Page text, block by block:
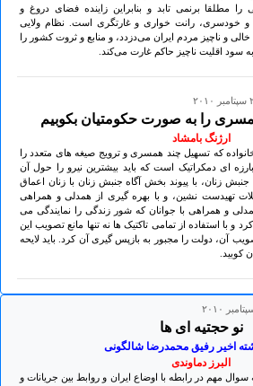
مطلقا برنمی تابد و بنابراین زاینده فضای دروغ و
و خودسری، رانت خواری و غارتگری است. نظام ولایی
و ناچیز مردم ایران می‌‌دزدد، و منابع و ثروت کشور را
سود اقلیت ناچیز حاکم غارت می‌کند.
را به صورت حکومتیان بکوبیم
ارژنگ بامشاد
که تسهیل چند همسری و ترویج صیغه های متعدد را
ای دمکراتیک است که باید بیشترین نیرو را حول آن
جنبش زنان، با پیوند بخش آگاه جنبش زنان با زنان اعماق
تهیدست نشین، و با بهره گیری از همدلی و همراهی
و همراهی با جوانان که شور زندگی را نمایندگی می
و با استفاده از تمامی تاکتیک ها نه تنها مانع تصویب این
آن، دولت را مجبور به بازپس گیری آن کرد. باید لایحه
کوبید.
نو حجتیه ای ها
اخیر رفیق محمدرضا شالگونی
البرز دماوندی
مهم در رابطه با اوضاع ایران و روابط بین جریانات و